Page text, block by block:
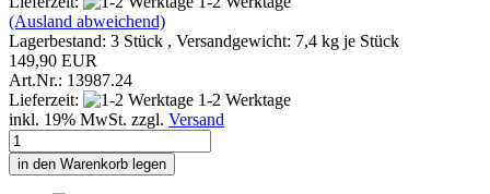
(Ausland abweichend)
Lagerbestand: 3 Stück , Versandgewicht: 7,4 kg je Stück
149,90 EUR
Art.Nr.: 13987.24
Lieferzeit:
1-2 Werktage
inkl. 19% MwSt. zzgl. Versand
in den Warenkorb legen